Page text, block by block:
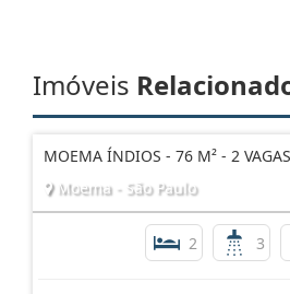
Imóveis
MOEMA ÍNDIOS - 76 M² - 2 VAGAS
Moema - São Paulo
2 3